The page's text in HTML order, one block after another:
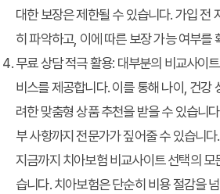
대한 보장은 제한될 수 있습니다. 가입 전
히 파악하고, 이에 따른 보장 가능 여부를
무료 상담 적극 활용: 대부분의 비교사이
비스를 제공합니다. 이를 통해 나이, 건강
려한 맞춤형 상품 추천을 받을 수 있습니
부 사항까지 전문가가 짚어줄 수 있습니다.
지금까지 치아보험 비교사이트 선택의 모
습니다. 치아보험은 단순히 비용 절감을